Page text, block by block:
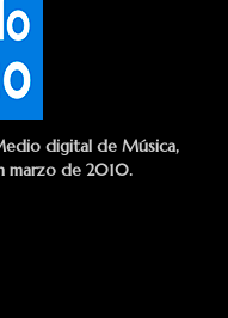
digital de Música,
marzo de 2010.